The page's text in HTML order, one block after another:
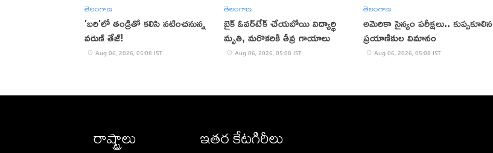
తెలంగాణ
'బరి'లో తండ్రితో కలిసి నటించనున్న
వరుణ్ తేజ్!
Aug 06, 2026, 05:08 IST
తెలంగాణ
బైక్ ఓవర్‌టేక్ చేయబోయి విద్యార్థి
మృతి, మరొకరికి తీవ్ర గాయాలు
Aug 06, 2026, 05:08 IST
తెలంగాణ
అమెరికా సైన్యం పరీక్షలు.. కుప్పకూలిన
ప్రయాణికుల విమానం
Aug 06, 2026, 05:08 IST
రాష్ట్రాలు ఇతర కేటగిరీలు